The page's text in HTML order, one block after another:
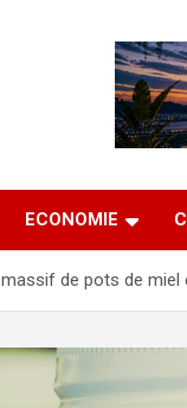
ECONOMIE
de pots de miel